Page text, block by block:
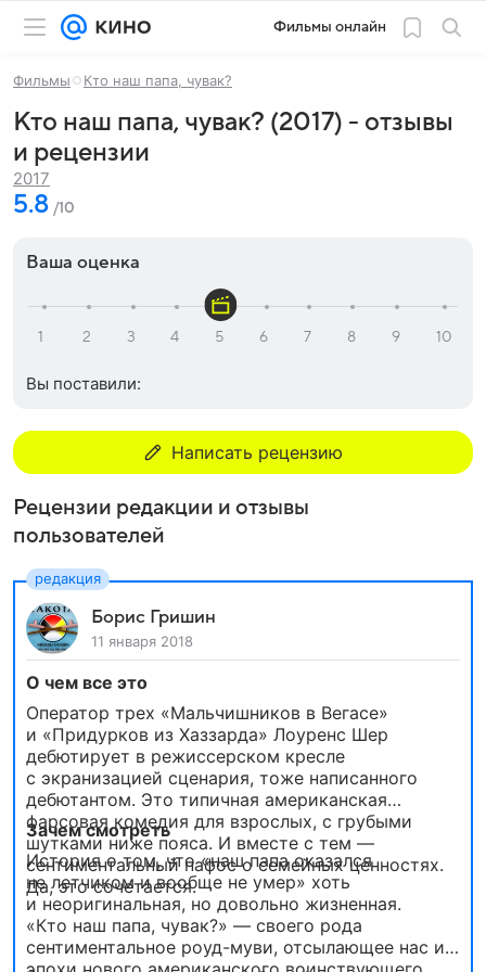
Фильмы онлайн
Фильмы Кто наш папа, чувак?
Кто наш папа, чувак? (2017) - отзывы
и рецензии
2017
5.8 /10
Ваша оценка
Вы поставили:
Написать рецензию
Рецензии редакции и отзывы
пользователей
Борис Гришин
11 января 2018
О чем все это
Оператор трех «Мальчишников в Вегасе»
и «Придурков из Хаззарда» Лоуренс Шер
дебютирует в режиссерском кресле
с экранизацией сценария, тоже написанного
дебютантом. Это типичная американская
фарсовая комедия для взрослых, с грубыми
шутками ниже пояса. И вместе с тем —
сентиментальный пафос о семейных ценностях.
Да, это сочетается.
Зачем смотреть
История о том, что «наш папа оказался
не летчиком и вообще не умер» хоть
и неоригинальная, но довольно жизненная.
«Кто наш папа, чувак?» — своего рода
сентиментальное роуд-муви, отсылающее нас из